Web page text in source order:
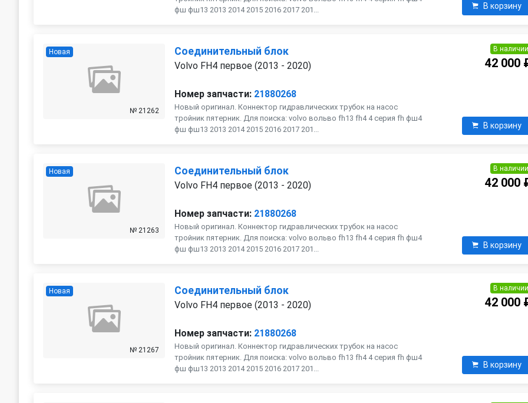
фш фш13 2013 2014 2015 2016 2017 201...
В корзину
Новая
№ 21262
Соединительный блок
Volvo FH4 первое (2013 - 2020)
Номер запчасти: 21880268
Новый оригинал. Коннектор гидравлических трубок на насос
тройник пятерник. Для поиска: volvo вольво fh13 fh4 4 серия fh фш4
фш фш13 2013 2014 2015 2016 2017 201...
В наличии
42 000
В корзину
Новая
№ 21263
Соединительный блок
Volvo FH4 первое (2013 - 2020)
Номер запчасти: 21880268
Новый оригинал. Коннектор гидравлических трубок на насос
тройник пятерник. Для поиска: volvo вольво fh13 fh4 4 серия fh фш4
фш фш13 2013 2014 2015 2016 2017 201...
В наличии
42 000
В корзину
Новая
№ 21267
Соединительный блок
Volvo FH4 первое (2013 - 2020)
Номер запчасти: 21880268
Новый оригинал. Коннектор гидравлических трубок на насос
тройник пятерник. Для поиска: volvo вольво fh13 fh4 4 серия fh фш4
фш фш13 2013 2014 2015 2016 2017 201...
В наличии
42 000
В корзину